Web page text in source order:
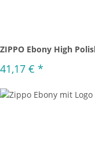
ZIPPO Ebony High
41,17 € *